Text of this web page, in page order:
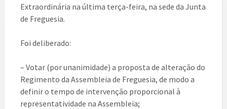
Extraordinária na última terça-feira, na sede da Junta
de Freguesia.
Foi deliberado:
– Votar (por unanimidade) a proposta de alteração do
Regimento da Assembleia de Freguesia, de modo a
definir o tempo de intervenção proporcional à
representatividade na Assembleia;